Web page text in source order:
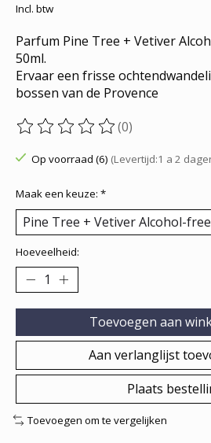
Incl. btw
Parfum Pine Tree + Vetiver
50ml.
Ervaar een frisse
bossen van de Provence
De beoordeling van dit product is
(0)
Op voorraad (6) (Levertijd:1 a 2
Maak een keuze: *
Hoeveelheid:
Toevoegen aan
Aan verlanglijst
Plaats
Toevoegen om te vergelijken